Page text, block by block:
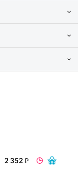
2 352₽